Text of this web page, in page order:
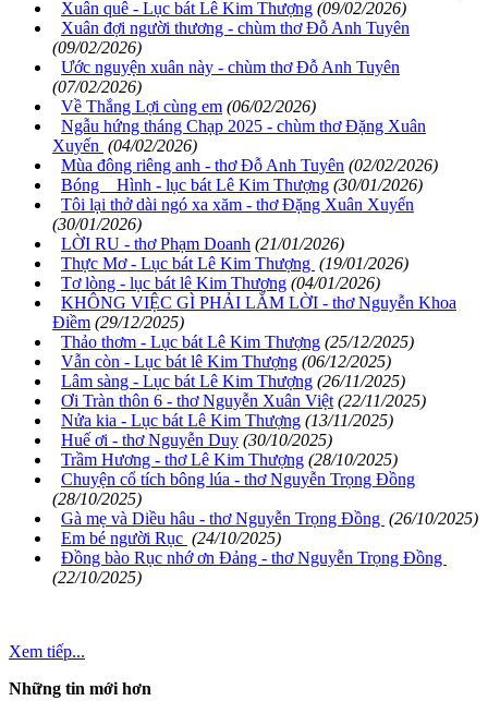
Xuân quê - Lục bát Lê Kim Thượng (09/02/2026)
Xuân đợi người thương - chùm thơ Đỗ Anh Tuyên
(09/02/2026)
Ước nguyện xuân này - chùm thơ Đỗ Anh Tuyên
(07/02/2026)
Về Thắng Lợi cùng em (06/02/2026)
Ngẫu hứng tháng Chạp 2025 - chùm thơ Đặng Xuân
Xuyến (04/02/2026)
Mùa đông riêng anh - thơ Đỗ Anh Tuyên (02/02/2026)
Bóng Hình - lục bát Lê Kim Thượng (30/01/2026)
Tôi lại thở dài ngó xa xăm - thơ Đặng Xuân Xuyến
(30/01/2026)
LỜI RU - thơ Phạm Doanh (21/01/2026)
Thực Mơ - Lục bát Lê Kim Thượng (19/01/2026)
Tơ lòng - lục bát lê Kim Thượng (04/01/2026)
KHÔNG VIỆC GÌ PHẢI LẮM LỜI - thơ Nguyễn Khoa
Điềm (29/12/2025)
Thảo thơm - Lục bát Lê Kim Thượng (25/12/2025)
Vẫn còn - Lục bát lê Kim Thượng (06/12/2025)
Lâm sàng - Lục bát Lê Kim Thượng (26/11/2025)
Ơi Tràn thôn 6 - thơ Nguyễn Xuân Việt (22/11/2025)
Nửa kia - Lục bát Lê Kim Thượng (13/11/2025)
Huế ơi - thơ Nguyễn Duy (30/10/2025)
Trầm Hương - thơ Lê Kim Thượng (28/10/2025)
Chuyện cổ tích bông lúa - thơ Nguyễn Trọng Đồng
(28/10/2025)
Gà mẹ và Diều hâu - thơ Nguyễn Trọng Đồng (26/10/2025)
Em bé người Rục (24/10/2025)
Đồng bào Rục nhớ ơn Đảng - thơ Nguyễn Trọng Đồng
(22/10/2025)
Xem tiếp...
Những tin mới hơn